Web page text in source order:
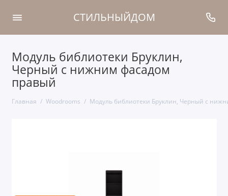
СТИЛЬНЫЙДОМ
Модуль библиотеки Бруклин,
Черный с нижним фасадом
правый
Главная Woodrooms Модуль библиотеки Бруклин, Черный с